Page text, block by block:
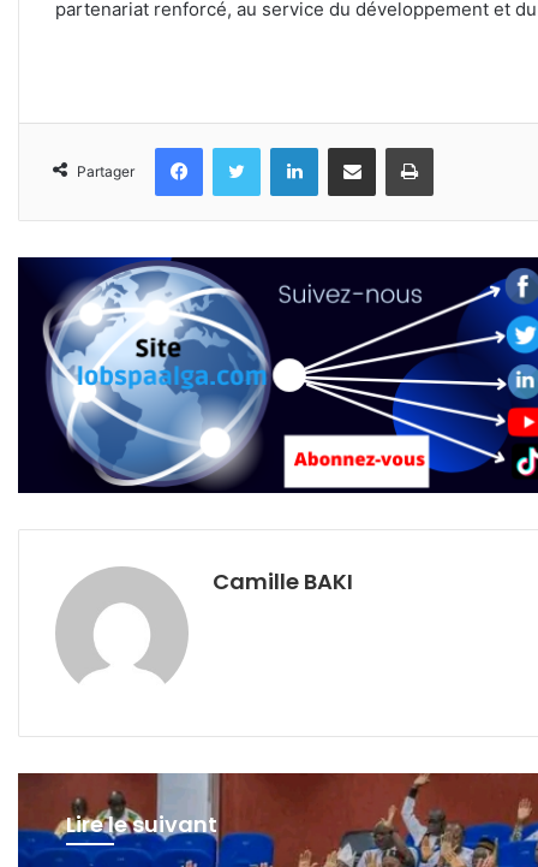
partenariat renforcé, au service du développement et
Partager
FacebookTwitter LinkedinPartager par email Imprimer
Camille BAKI
Lire le suivant